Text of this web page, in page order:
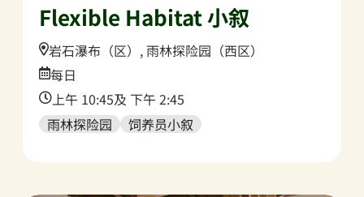
Flexible Habitat 小叙
Location:
岩石瀑布（区）, 雨林探险园（西区）
Date:
每日
Time:
上午 10:45及 下午 2:45
雨林探险园
饲养员小叙